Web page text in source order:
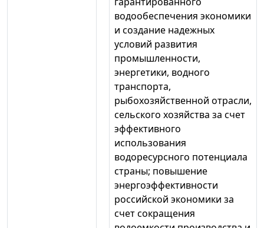
водообеспечения экономики
и создание надежных
условий развития
промышленности,
энергетики, водного
транспорта,
рыбохозяйственной отрасли,
сельского хозяйства за счет
эффективного
использования
водоресурсного потенциала
страны; повышение
энергоэффективности
российской экономики за
счет сокращения